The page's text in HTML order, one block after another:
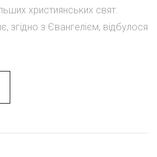
християнських свят.
згідно з Євангелієм, відбулося